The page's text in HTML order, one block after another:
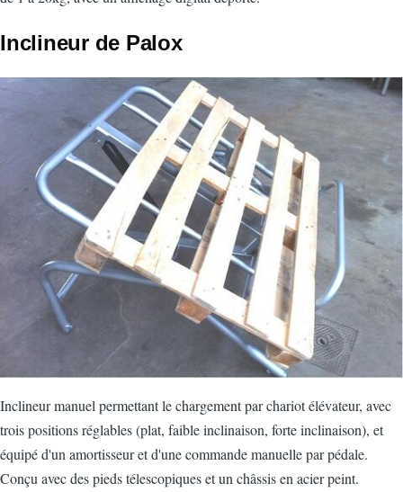
Inclineur de Palox
Image
Inclineur manuel permettant le chargement par chariot élévateur, avec
trois positions réglables (plat, faible inclinaison, forte inclinaison), et
équipé d'un amortisseur et d'une commande manuelle par pédale.
Conçu avec des pieds télescopiques et un châssis en acier peint.